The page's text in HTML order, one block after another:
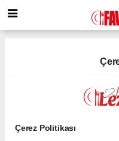
Çerez Politikası